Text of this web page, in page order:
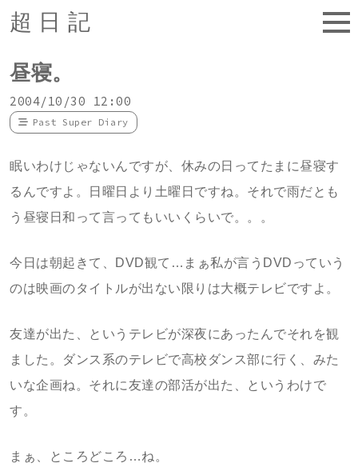
超日記
昼寝。
2004/10/30 12:00
Past Super Diary
眠いわけじゃないんですが、休みの日ってたまに昼寝す
るんですよ。日曜日より土曜日ですね。それで雨だとも
う昼寝日和って言ってもいいくらいで。。。
今日は朝起きて、DVD観て…まぁ私が言うDVDっていう
のは映画のタイトルが出ない限りは大概テレビですよ。
友達が出た、というテレビが深夜にあったんでそれを観
ました。ダンス系のテレビで高校ダンス部に行く、みた
いな企画ね。それに友達の部活が出た、というわけで
す。
まぁ、ところどころ…ね。